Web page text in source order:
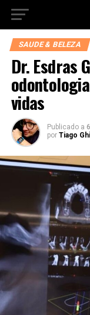
SAUDE & BELEZA
Dr. Esdras
vidas
Publicado a
por Tiago